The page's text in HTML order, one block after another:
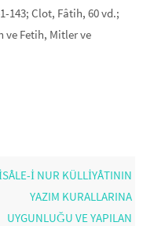
143; Clot, Fâtih, 60 vd.;
ve Fetih, Mitler ve
İ NUR KÜLLİYÂTININ
YAZIM KURALLARINA
UYGUNLUĞU VE YAPILAN